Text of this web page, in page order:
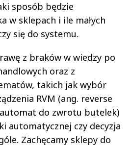
sposób będzie
w sklepach i ile małych
się do systemu.
z braków w wiedzy po
oraz z
takich jak wybór
RVM (ang. reverse
do zwrotu butelek)
automatycznej czy decyzja
Zachęcamy sklepy do